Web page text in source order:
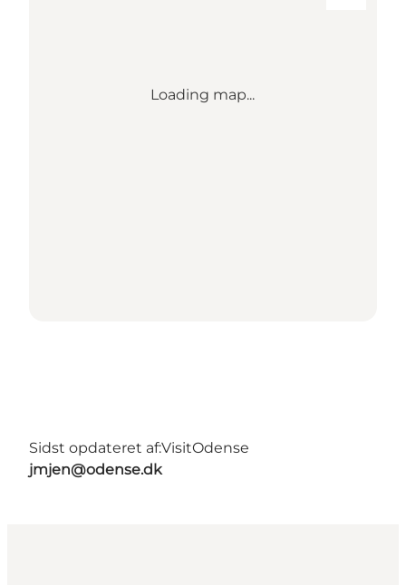
Loading map...
Sidst opdateret af:VisitOdense
jmjen@odense.dk